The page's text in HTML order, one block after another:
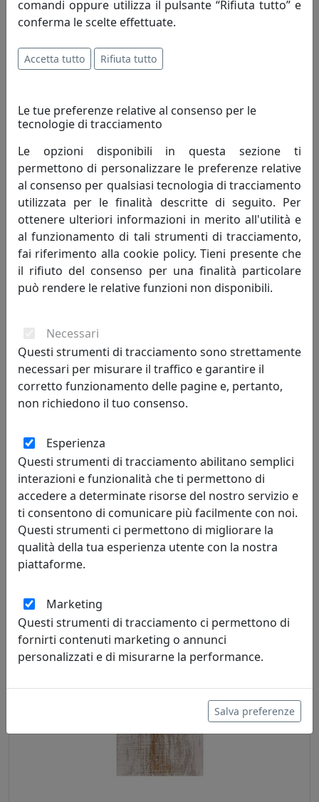
SEDUTA 40 OUTDOOR
MemeDesign
3.015,00 € 2.713,50 €
MemeDesign
1.897,00 € 1.707,30 €
sconto
10%
696,00 € 626,40 €
sconto
10%
comandi oppure utilizza il pulsante “Rifiuta tutto” e
conferma le scelte effettuate.
Accetta tutto Rifiuta tutto
Le tue preferenze relative al consenso per le
tecnologie di tracciamento
Le opzioni disponibili in questa sezione ti
permettono di personalizzare le preferenze relative
al consenso per qualsiasi tecnologia di tracciamento
utilizzata per le finalità descritte di seguito. Per
ottenere ulteriori informazioni in merito all'utilità e
al funzionamento di tali strumenti di tracciamento,
fai riferimento alla cookie policy. Tieni presente che
il rifiuto del consenso per una finalità particolare
può rendere le relative funzioni non disponibili.
Necessari
Questi strumenti di tracciamento sono strettamente
necessari per misurare il traffico e garantire il
corretto funzionamento delle pagine e, pertanto,
non richiedono il tuo consenso.
Esperienza
Questi strumenti di tracciamento abilitano semplici
interazioni e funzionalità che ti permettono di
accedere a determinate risorse del nostro servizio e
ti consentono di comunicare più facilmente con noi.
Questi strumenti ci permettono di migliorare la
qualità della tua esperienza utente con la nostra
piattaforme.
Marketing
Questi strumenti di tracciamento ci permettono di
fornirti contenuti marketing o annunci
personalizzati e di misurarne la performance.
Salva preferenze